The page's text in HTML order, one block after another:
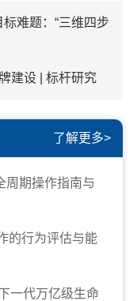
难题：“三维四步
建设 | 标杆研究
了解更多>
周期操作指南与
的行为评估与能
一代万亿级生命